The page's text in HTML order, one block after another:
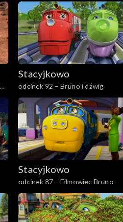
Stacyjkowo
odcinek 92 – Bruno i dźwig
Stacyjkowo
odcinek 87 – Filmowiec Bruno